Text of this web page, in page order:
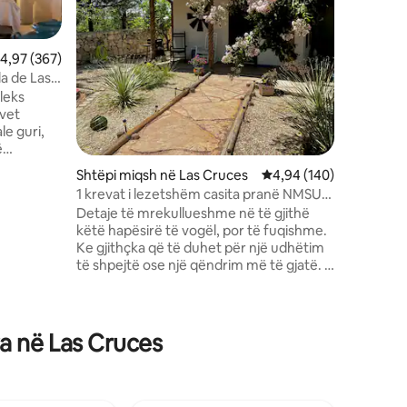
mesatar 4,97 nga 5, 367 vlerësime
4,97 (367)
de Las
guri,
Shtëpi miqsh në Las Cruces Vlerësimi mesatar
4,94 (140)
1 krevat i lezetshëm casita pranë NMSU, i
përshtatshëm për kafshë shtëpiake
Detaje të mrekullueshme në të gjithë
këtë hapësirë të vogël, por të fuqishme.
Ke gjithçka që të duhet për një udhëtim
të shpejtë ose një qëndrim më të gjatë. 1
një oborr plotësisht të rrethuar dhe të
përshtatshëm për kafshë shtëpiake.
në Las Cruces